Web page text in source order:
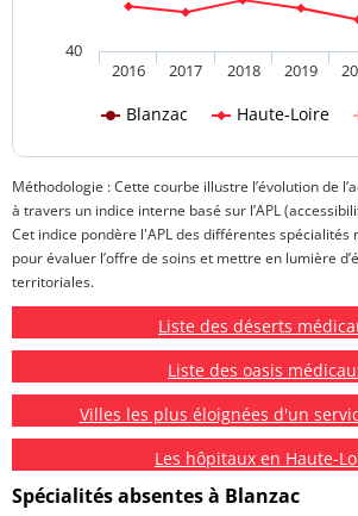
Blanzac Haute-Loire
2016 2017 2018 2019
40
Méthodologie : Cette courbe illustre l’évolution de
à travers un indice interne basé sur l’APL
Cet indice pondère l'APL des différentes spécialités
pour évaluer l’offre de soins et mettre en lumière
territoriales.
Liste des déserts
Liste des oasis
Villes les plus éloignées d'un
Les hôpitaux en Haute-
Spécialités absentes à Blanzac